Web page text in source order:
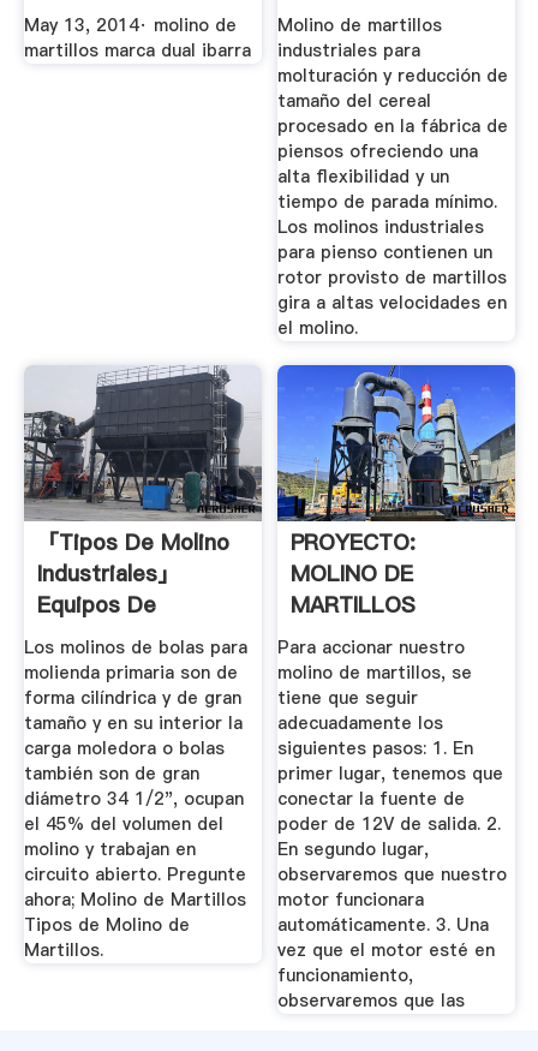
May 13, 2014· molino de
martillos marca dual ibarra
Molino de martillos
industriales para
molturación y reducción de
tamaño del cereal
procesado en la fábrica de
piensos ofreciendo una
alta flexibilidad y un
tiempo de parada mínimo.
Los molinos industriales
para pienso contienen un
rotor provisto de martillos
gira a altas velocidades en
el molino.
「tipos De Molino
Industriales」
Equipos De
Procesamiento ...
Los molinos de bolas para
molienda primaria son de
forma cilíndrica y de gran
tamaño y en su interior la
carga moledora o bolas
también son de gran
diámetro 34 1/2", ocupan
el 45% del volumen del
molino y trabajan en
circuito abierto. Pregunte
ahora; Molino de Martillos
Tipos de Molino de
Martillos.
PROYECTO:
MOLINO DE
MARTILLOS
Para accionar nuestro
molino de martillos, se
tiene que seguir
adecuadamente los
siguientes pasos: 1. En
primer lugar, tenemos que
conectar la fuente de
poder de 12V de salida. 2.
En segundo lugar,
observaremos que nuestro
motor funcionara
automáticamente. 3. Una
vez que el motor esté en
funcionamiento,
observaremos que las